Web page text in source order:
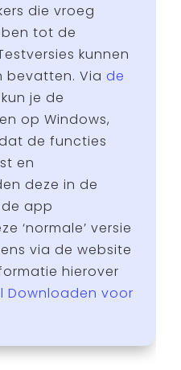
die vroeg
tot de
kunnen
bevatten. Via de
kun je de
op Windows,
de functies
en
deze in de
app
‘normale’ versie
via de website
hierover
Downloaden voor